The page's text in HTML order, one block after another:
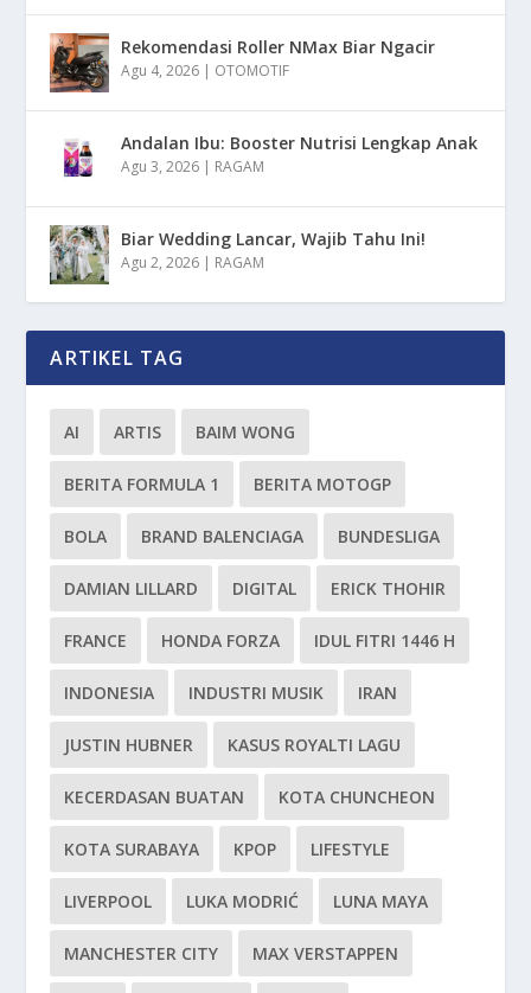
Rekomendasi Roller NMax Biar Ngacir
Agu 4, 2026 | OTOMOTIF
Andalan Ibu: Booster Nutrisi Lengkap Anak
Agu 3, 2026 | RAGAM
Biar Wedding Lancar, Wajib Tahu Ini!
Agu 2, 2026 | RAGAM
ARTIKEL TAG
AI ARTIS BAIM WONG
BERITA FORMULA 1 BERITA MOTOGP
BOLA BRAND BALENCIAGA BUNDESLIGA
DAMIAN LILLARD DIGITAL ERICK THOHIR
FRANCE HONDA FORZA IDUL FITRI 1446 H
INDONESIA INDUSTRI MUSIK IRAN
JUSTIN HUBNER KASUS ROYALTI LAGU
KECERDASAN BUATAN KOTA CHUNCHEON
KOTA SURABAYA KPOP LIFESTYLE
LIVERPOOL LUKA MODRIĆ LUNA MAYA
MANCHESTER CITY MAX VERSTAPPEN